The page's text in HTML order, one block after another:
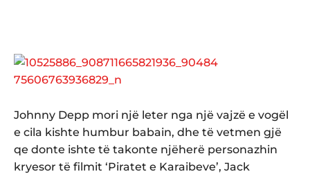
Johnny Depp mori një leter nga një vajzë e vogël
e cila kishte humbur babain, dhe të vetmen gjë
qe donte ishte të takonte njëherë personazhin
kryesor të filmit ‘Piratet e Karaibeve’, Jack